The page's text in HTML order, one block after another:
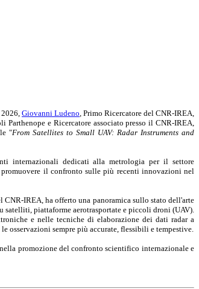
Giovanni Ludeno, Primo Ricercatore del CNR-IREA,
Parthenope e Ricercatore associato presso il CNR-IREA,
"From Satellites to Small UAV: Radar Instruments and
internazionali dedicati alla metrologia per il settore
promuovere il confronto sulle più recenti innovazioni nel
CNR-IREA, ha offerto una panoramica sullo stato dell'arte
satelliti, piattaforme aerotrasportate e piccoli droni (UAV).
e nelle tecniche di elaborazione dei dati radar a
osservazioni sempre più accurate, flessibili e tempestive.
nella promozione del confronto scientifico internazionale e